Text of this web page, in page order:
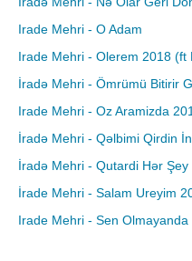
Irade Mehri - O Adam
Irade Mehri - Olerem 2018 (ft
İradə Mehri - Ömrümü Bitirir
Irade Mehri - Oz Aramizda
İradə Mehri - Qəlbimi Qirdin
İradə Mehri - Qutardi Hər Şey
İrade Mehri - Salam Ureyim
Irade Mehri - Sen